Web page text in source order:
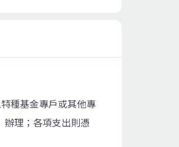
種基金專戶或其他專
辦理；各項支出則憑